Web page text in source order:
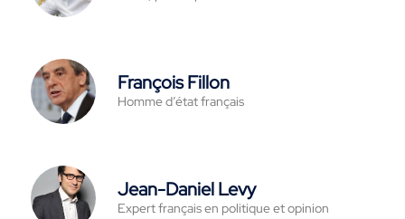
François Fillon
Homme d’état français
Jean-Daniel Levy
Expert français en politique et opinion